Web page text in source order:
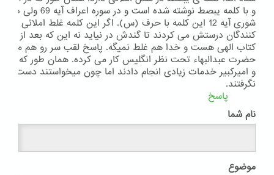
شوری آیه 12 این کلمه با حرف (س). اگر این کلمه غلط
کتاب الهی هست و خدا هم غلط نمیگه. پاسخ لقب سر رو هم مثل
حضرت عبدالبهاء تحت نظر انگلیس کار می کرده. همان طور که در
و امیرکبیر خدمات زیادی انجام دادند اما چون میخواستند دست
نگرفتند.
پاسخ
نام شما
موضوع